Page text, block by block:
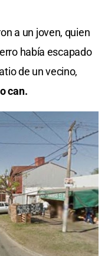
a un joven, quien
había escapado
de un vecino,
can.